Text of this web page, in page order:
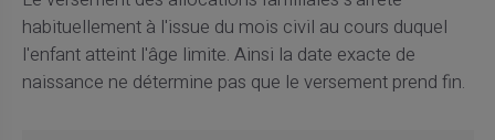
habituellement à l'issue du mois civil au cours duquel
l'enfant atteint l'âge limite. Ainsi la date exacte de
naissance ne détermine pas que le versement prend fin.